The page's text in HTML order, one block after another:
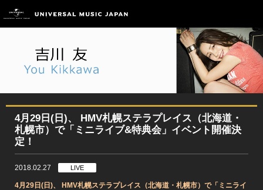
4月29日(日)、 HMV札幌ステラプレイス（北海道・
札幌市）で「ミニライブ&特典会」イベント開催決
定！
2018.02.27 LIVE
4月29日(日)、 HMV札幌ステラプレイス（北海道・札幌市）で「ミニライ